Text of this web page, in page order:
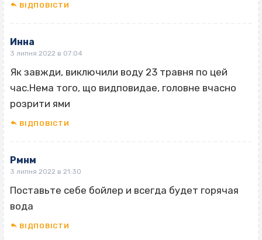
ВІДПОВІCТИ
Инна
3 липня 2022 в 07:04
Як завжди, виключили воду 23 травня по цей
час.Нема того, що видповидае, головне вчасно
розрити ями
ВІДПОВІCТИ
Рмнм
3 липня 2022 в 21:30
Поставьте себе бойлер и всегда будет горячая
вода
ВІДПОВІCТИ